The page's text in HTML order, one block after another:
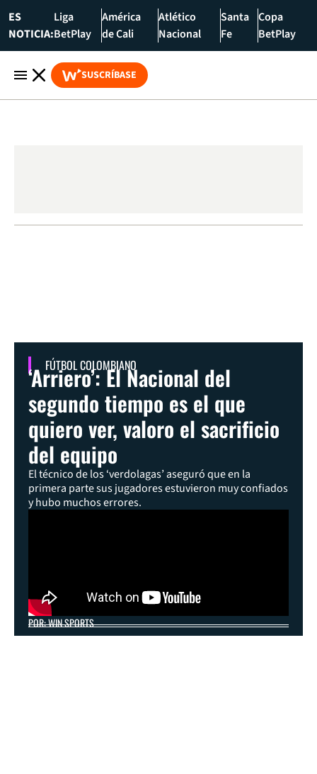
ES
NOTICIA:
Liga
BetPlay
América
de Cali
Atlético
Nacional
Santa
Fe
Copa
BetPlay
SUSCRÍBASE
FÚTBOL COLOMBIANO
‘Arriero’: El Nacional del
segundo tiempo es el que
quiero ver, valoro el sacrificio
del equipo
El técnico de los ‘verdolagas’ aseguró que en la
primera parte sus jugadores estuvieron muy confiados
y hubo muchos errores.
POR: WIN SPORTS